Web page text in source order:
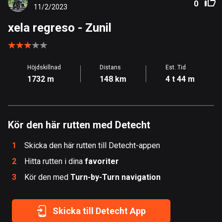
Åland
517 rutter
Albanien
Algeriet
1 rutt
Andorra
62 rutter
Angola
Antigua och Barbuda
11/2/2023
0
xela regreso - Zunil
Höjdskillnad
1732 m
Distans
148 km
Est. Tid
4 t 44 m
Kör den här rutten med Detecht
1
Skicka den här rutten till Detecht-appen
2
Hitta rutten i dina favoriter
3
Kör den med Turn-by-Turn navigation
Skicka till Detecht App